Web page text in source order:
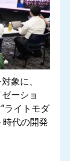
象に、
ーショ
ライトモダ
時代の開発